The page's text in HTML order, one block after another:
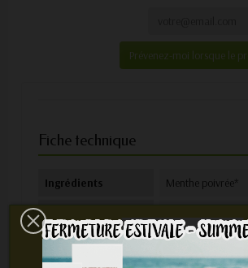
Prévenez-moi lorsque le
Fiche technique
Ingrédients Menthe poivrée*
Nom botanique
Mode de
production
*Issu de